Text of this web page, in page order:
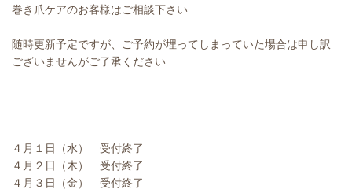
巻き爪ケアのお客様はご相談下さい
随時更新予定ですが、ご予約が埋ってしまっていた場合は申し訳
ございませんがご了承ください
４月１日（水） 受付終了
４月２日（木） 受付終了
４月３日（金） 受付終了